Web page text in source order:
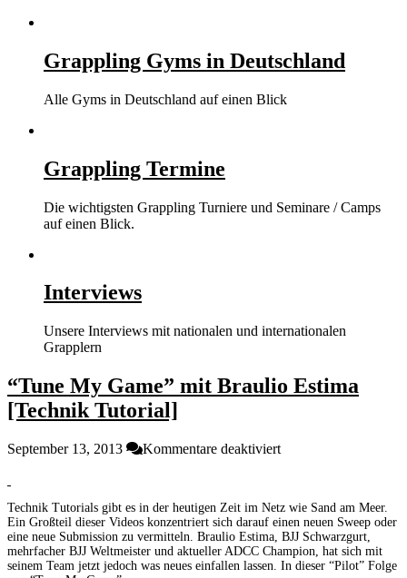
Grappling Gyms in Deutschland
Alle Gyms in Deutschland auf einen Blick
Grappling Termine
Die wichtigsten Grappling Turniere und Seminare / Camps
auf einen Blick.
Interviews
Unsere Interviews mit nationalen und internationalen
Grapplern
“Tune My Game” mit Braulio Estima
[Technik Tutorial]
September 13, 2013 Kommentare deaktiviertfür
mit
Braulio
Estima
[Technik
Technik Tutorials gibt es in der heutigen Zeit im Netz wie Sand am Meer.
Ein Großteil dieser Videos konzentriert sich darauf einen neuen Sweep oder
eine neue Submission zu vermitteln. Braulio Estima, BJJ Schwarzgurt,
mehrfacher BJJ Weltmeister und aktueller ADCC Champion, hat sich mit
seinem Team jetzt jedoch was neues einfallen lassen. In dieser “Pilot” Folge